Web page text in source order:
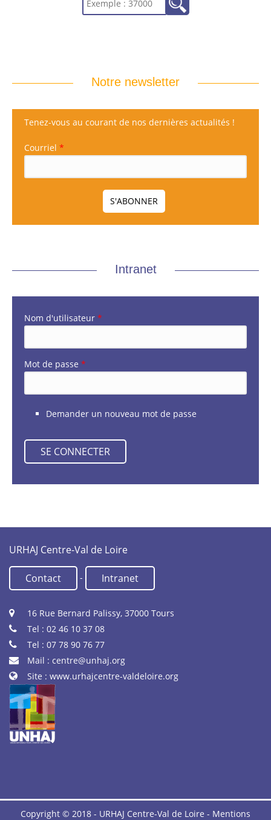
Notre newsletter
Tenez-vous au courant de nos dernières actualités !
Courriel *
Intranet
Nom d'utilisateur *
Mot de passe *
Demander un nouveau mot de passe
URHAJ Centre-Val de Loire
Contact - Intranet
16 Rue Bernard Palissy, 37000 Tours
Tel : 02 46 10 37 08
Tel : 07 78 90 76 77
Mail : centre@unhaj.org
Site : www.urhajcentre-valdeloire.org
Copyright © 2018 - URHAJ Centre-Val de Loire - Mentions